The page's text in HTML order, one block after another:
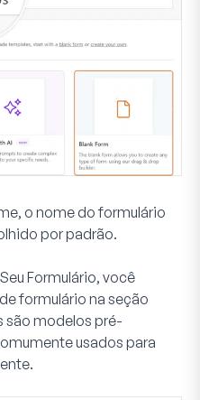
o nome do formulário
por padrão.
Formulário, você
formulário na seção
são modelos pré-
usados para